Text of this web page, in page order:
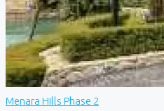
Menara Hills Phase 2